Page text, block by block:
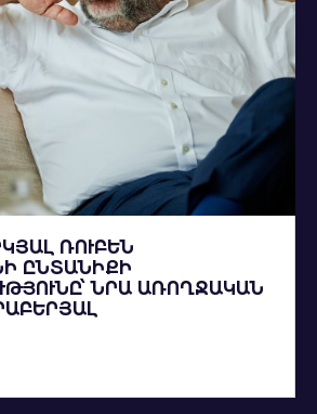
ՌՈՒԲԵՆ
ԸՆՏԱՆԻՔԻ
ՆՐԱ ԱՌՈՂՋԱԿԱՆ